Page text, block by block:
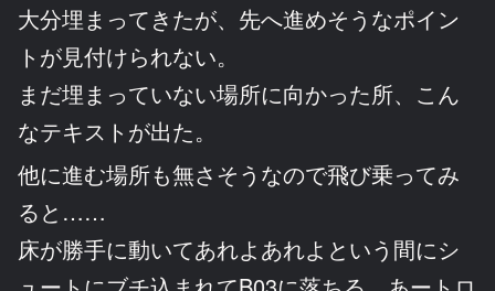
大分埋まってきたが、先へ進めそうなポイン
トが見付けられない。
まだ埋まっていない場所に向かった所、こん
なテキストが出た。
他に進む場所も無さそうなので飛び乗ってみ
ると……
床が勝手に動いてあれよあれよという間にシ